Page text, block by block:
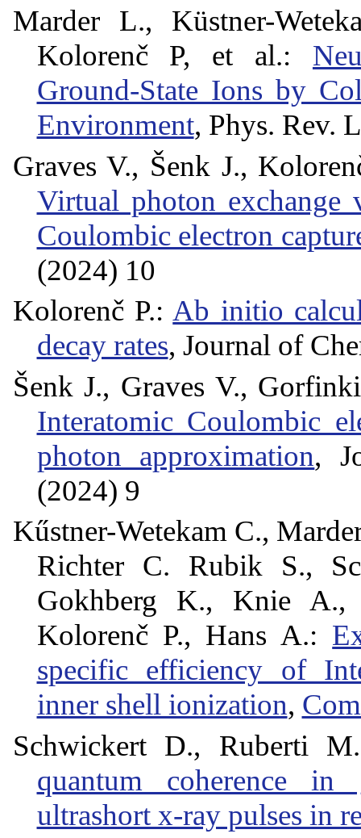
Marder L., Küstner-
Kolorenč P, et al.:
Ground-State Ions by
Environment, Phys. Rev.
Graves V., Šenk J.,
Virtual photon exchange
Coulombic electron
(2024) 10
Kolorenč P.: Ab initio
decay rates, Journal of
Šenk J., Graves V.,
Interatomic Coulombic
photon approximation,
(2024) 9
Kűstner-Wetekam C.,
Richter C. Rubik S.,
Gokhberg K., Knie A.,
Kolorenč P., Hans A.:
specific efficiency of
inner shell ionization,
Schwickert D., Ruberti
quantum coherence
ultrashort x-ray pulses in